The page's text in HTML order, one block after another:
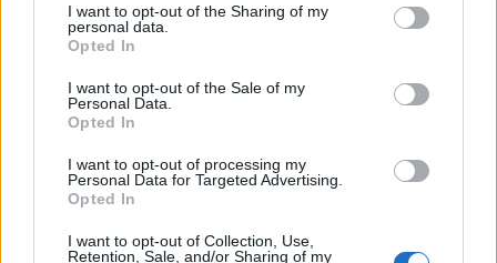
I want to opt-out of the Sharing of my
personal data.
Opted In
I want to opt-out of the Sale of my
Personal Data.
Opted In
I want to opt-out of processing my
Personal Data for Targeted Advertising.
Opted In
I want to opt-out of Collection, Use,
Retention, Sale, and/or Sharing of my
28/06/2009
Nathanya Di Porto Obiettivo
07/06/2009